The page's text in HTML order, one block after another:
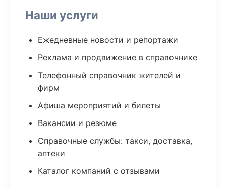
Наши услуги
Ежедневные новости и репортажи
Реклама и продвижение в справочнике
Телефонный справочник жителей и
фирм
Афиша мероприятий и билеты
Вакансии и резюме
Справочные службы: такси, доставка,
аптеки
Каталог компаний с отзывами